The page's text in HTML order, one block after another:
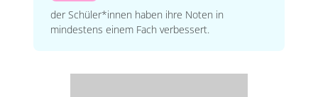
der Schüler*innen haben ihre Noten in
mindestens einem Fach verbessert.